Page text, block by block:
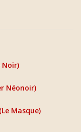
Noir)
Néonoir)
Masque)